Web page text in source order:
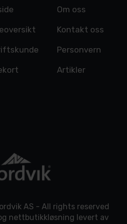
Om oss
Kontakt oss
Personvern
Artikler
AS - All rights reserved
nettbutikkløsning levert av